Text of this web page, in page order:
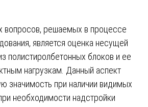
вопросов, решаемых в процессе
является оценка несущей
полистиролбетонных блоков и ее
нагрузкам. Данный аспект
значимость при наличии видимых
необходимости надстройки